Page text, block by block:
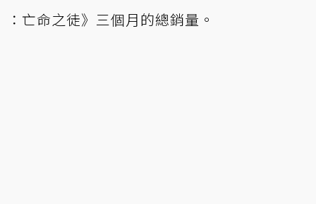
：亡命之徒》三個月的總銷量。